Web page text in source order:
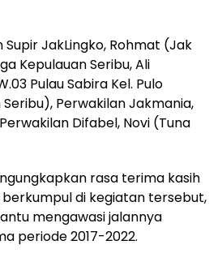
JakLingko, Rohmat (Jak
Kepulauan Seribu, Ali
Pulau Sabira Kel. Pulo
Perwakilan Jakmania,
Difabel, Novi (Tuna
rasa terima kasih
di kegiatan tersebut,
mengawasi jalannya
periode 2017-2022.